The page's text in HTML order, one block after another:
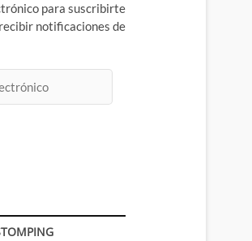
para suscribirte
notificaciones de